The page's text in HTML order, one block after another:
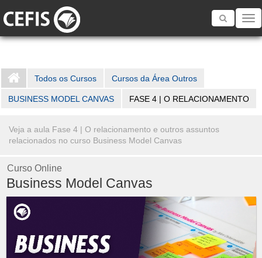
Toggle
Todos os Cursos Cursos da Área Outros
BUSINESS MODEL CANVAS FASE 4 | O RELACIONAMENTO
Veja a aula Fase 4 | O relacionamento e outros assuntos
relacionados no curso Business Model Canvas
Curso Online
Business Model Canvas